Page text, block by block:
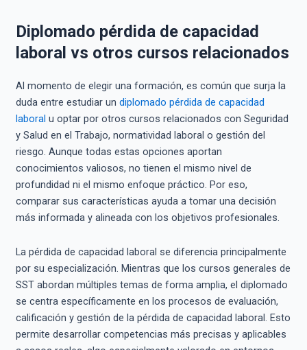
Diplomado pérdida de capacidad
laboral vs otros cursos relacionados
Al momento de elegir una formación, es común que surja la
duda entre estudiar un diplomado pérdida de capacidad
laboral u optar por otros cursos relacionados con Seguridad
y Salud en el Trabajo, normatividad laboral o gestión del
riesgo. Aunque todas estas opciones aportan
conocimientos valiosos, no tienen el mismo nivel de
profundidad ni el mismo enfoque práctico. Por eso,
comparar sus características ayuda a tomar una decisión
más informada y alineada con los objetivos profesionales.
La pérdida de capacidad laboral se diferencia principalmente
por su especialización. Mientras que los cursos generales de
SST abordan múltiples temas de forma amplia, el diplomado
se centra específicamente en los procesos de evaluación,
calificación y gestión de la pérdida de capacidad laboral. Esto
permite desarrollar competencias más precisas y aplicables